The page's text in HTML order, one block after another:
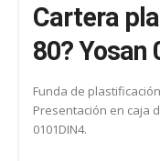
Cartera
80? Yosan
Funda de
Presentación en caja
0101DIN4.